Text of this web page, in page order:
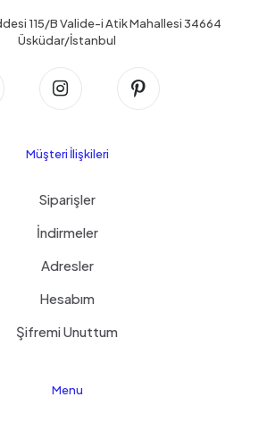
115/B Valide-i Atik Mahallesi 34664
Üsküdar/İstanbul
Müşteri İlişkileri
Siparişler
İndirmeler
Adresler
Hesabım
Şifremi Unuttum
Menu